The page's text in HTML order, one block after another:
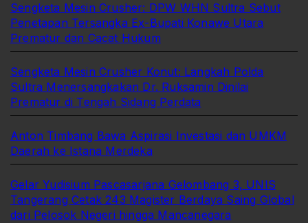
Sengketa Mesin Crusher: DPW WHN Sultra Sebut
Penetapan Tersangka Ex-Bupati Konawe Utara
Prematur dan Cacat Hukum
Sengketa Mesin Crusher Konut: Langkah Polda
Sultra Menersangkakan Dr. Ruksamin Dinilai
Prematur di Tengah Sidang Perdata
Anton Timbang Bawa Aspirasi Investasi dan UMKM
Daerah ke Istana Merdeka
Gelar Yudisium Pascasarjana Gelombang 3, UNIS
Tangerang Cetak 243 Magister Berdaya Saing Global
dari Pelosok Negeri hingga Mancanegara